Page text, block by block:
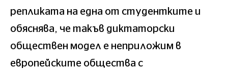
репликата на една от студентките и
обяснява, че такъв диктаторски
обществен модел е неприложим в
европейските общества с